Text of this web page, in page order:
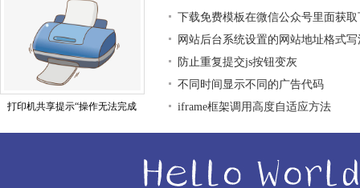
打印机共享提示“操作无法完成
下载免费模板在微信公众号里面获
网站后台系统设置的网站地址格式写
防止重复提交js按钮变灰
不同时间显示不同的广告代码
iframe框架调用高度自适应方法